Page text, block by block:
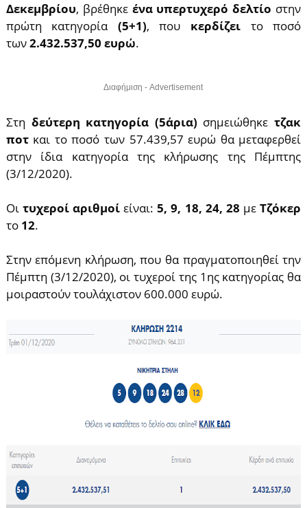
Δεκεμβρίου, βρέθηκε ένα υπερτυχερό δελτίο στην
πρώτη κατηγορία (5+1), που κερδίζει το ποσό
των2.432.537,50 ευρώ.
Διαφήμιση - Advertisement
Στη δεύτερη κατηγορία (5άρια) σημειώθηκετζακ
ποτκαι το ποσό των 57.439,57 ευρώ θα μεταφερθεί
στην ίδια κατηγορία της κλήρωσης της Πέμπτης
(3/12/2020).
Οιτυχεροί αριθμοί είναι:5, 9, 18, 24, 28 μεΤζόκερ
το 12.
Στην επόμενη κλήρωση, που θα πραγματοποιηθεί την
Πέμπτη (3/12/2020), οι τυχεροί της 1ης κατηγορίας θα
μοιραστούν τουλάχιστον 600.000 ευρώ.